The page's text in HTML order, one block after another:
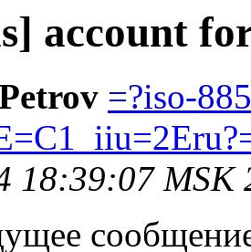
account
=?iso-
18:39:07 MSK